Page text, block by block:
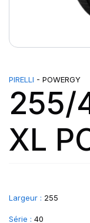
PIRELLI - POWERGY
255/
XL
Largeur : 255
Série : 40